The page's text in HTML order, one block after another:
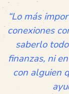
“Lo más
conexiones
saberlo
finanzas, ni
con alguien